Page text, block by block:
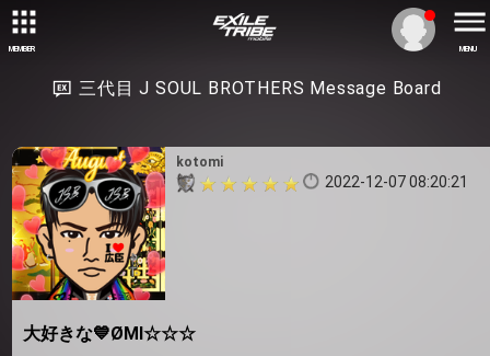
MEMBER MENU
三代目 J SOUL BROTHERS Message Board
kotomi
2022-12-07 08:20:21
大好きな💙ØMI☆☆☆